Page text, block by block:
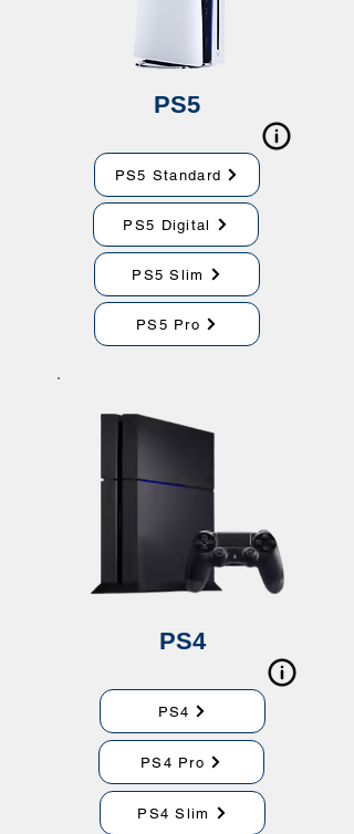
PS5
PS5 Standard
PS5 Digital
PS5 Slim
PS5 Pro
PS4
PS4
PS4 Pro
PS4 Slim